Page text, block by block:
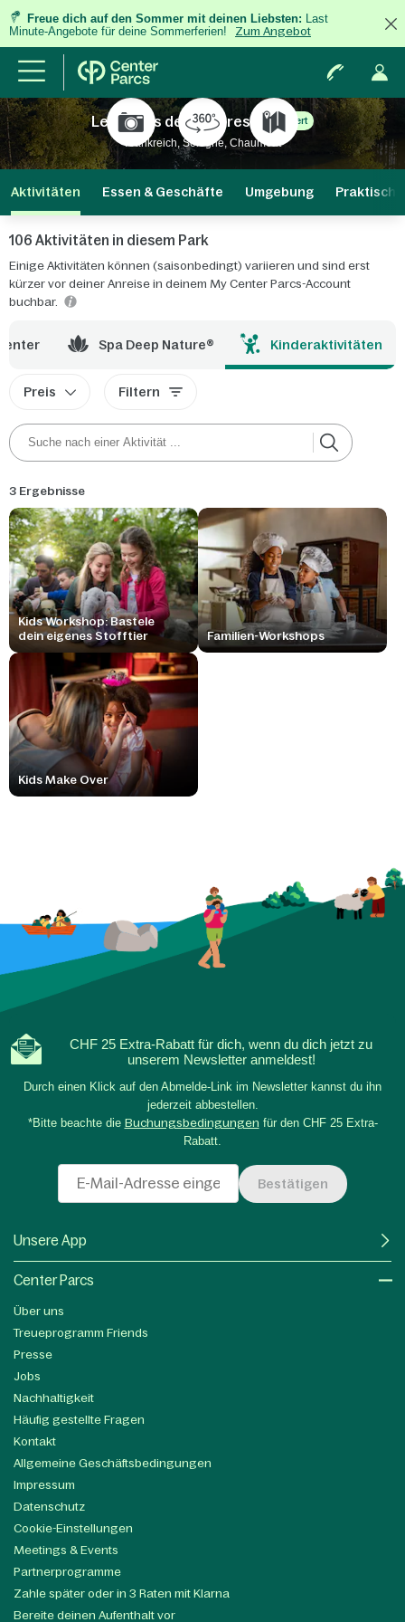
Freue dich auf den Sommer mit deinen Liebsten: Last
Minute-Angebote für deine Sommerferien!
Zum Angebot
Les Hauts de Bruyères Erneuert
Frankreich, Sologne, Chaumont
Aktivitäten Essen & Geschäfte Umgebung
106 Aktivitäten in diesem Park
Einige Aktivitäten können (saisonbedingt) variieren und sind erst
kürzer vor deiner Anreise in deinem My Center Parcs-Account
buchbar.
Spa Deep Nature® Kinderaktivitäten
Preis Filtern
3 Ergebnisse
Kids Workshop: Bastele
dein eigenes Stofftier
Familien-Workshops
Kids Make Over
CHF 25 Extra-Rabatt für dich, wenn du dich jetzt zu
unserem Newsletter anmeldest!
Durch einen Klick auf den Abmelde-Link im Newsletter kannst du ihn
jederzeit abbestellen.
*Bitte beachte die Buchungsbedingungen für den CHF 25 Extra-
Rabatt.
Bestätigen
Unsere App
Center Parcs
Über uns
Treueprogramm Friends
Presse
Jobs
Nachhaltigkeit
Häufig gestellte Fragen
Kontakt
Allgemeine Geschäftsbedingungen
Impressum
Datenschutz
Cookie-Einstellungen
Meetings & Events
Partnerprogramme
Zahle später oder in 3 Raten mit Klarna
Bereite deinen Aufenthalt vor